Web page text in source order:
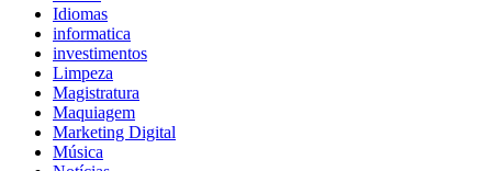
Idiomas
informatica
investimentos
Limpeza
Magistratura
Maquiagem
Marketing Digital
Música